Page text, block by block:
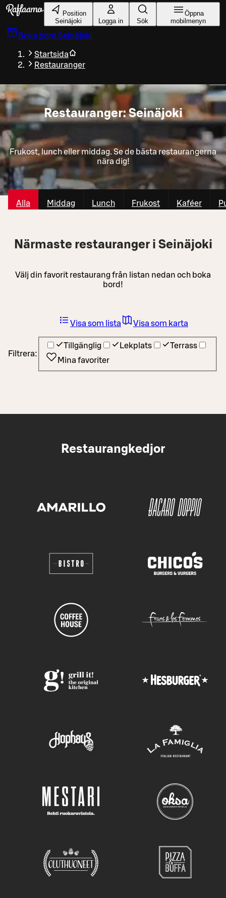
Gå till huvudinnehållet
Position
Seinäjoki
Logga in Sök
Öppna
mobilmenyn
Boka bord Seinäjoki
Startsida
Restauranger
Restauranger: Seinäjoki
Frukost, lunch eller middag. Se de bästa restaurangerna
nära dig!
Alla Middag Lunch Frukost Kaféer
Närmaste restauranger i Seinäjoki
Välj din favorit restaurang från listan nedan och boka
bord!
Filtrera:
Tillgänglig Lekplats
Terrass
Mina favoriter
Visa som lista Visa som karta
Restaurangkedjor